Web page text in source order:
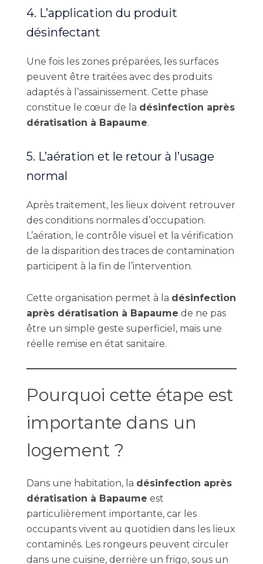
4. L’application du produit
désinfectant
Une fois les zones préparées, les surfaces
peuvent être traitées avec des produits
adaptés à l’assainissement. Cette phase
constitue le cœur de la désinfection après
dératisation à Bapaume.
5. L’aération et le retour à l’usage
normal
Après traitement, les lieux doivent retrouver
des conditions normales d’occupation.
L’aération, le contrôle visuel et la vérification
de la disparition des traces de contamination
participent à la fin de l’intervention.
Cette organisation permet à la désinfection
après dératisation à Bapaume de ne pas
être un simple geste superficiel, mais une
réelle remise en état sanitaire.
Pourquoi cette étape est
importante dans un
logement ?
Dans une habitation, la désinfection après
dératisation à Bapaume est
particulièrement importante, car les
occupants vivent au quotidien dans les lieux
contaminés. Les rongeurs peuvent circuler
dans une cuisine, derrière un frigo, sous un